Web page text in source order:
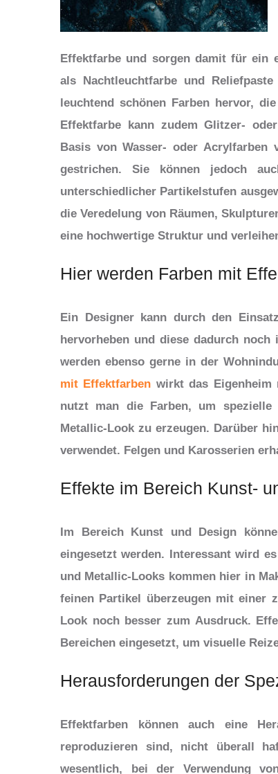
Effektfarbe und sorgen damit für ein
als Nachtleuchtfarbe und
leuchtend schönen Farben hervor,
Effektfarbe kann zudem Glitzer-
Basis von Wasser- oder Acrylfarben
gestrichen. Sie können jedoch
unterschiedlicher Partikelstufen
die Veredelung von Räumen,
eine hochwertige Struktur und
Hier werden Farben mit
Ein Designer kann durch den
hervorheben und diese dadurch
werden ebenso gerne in der
mit Effektfarben wirkt das Eigenheim
nutzt man die Farben, um
Metallic-Look zu erzeugen. Darüber
verwendet. Felgen und Karosserien
Effekte im Bereich Kunst-
Im Bereich Kunst und Design
eingesetzt werden. Interessant wird
und Metallic-Looks kommen hier in
feinen Partikel überzeugen mit einer
Look noch besser zum Ausdruck.
Bereichen eingesetzt, um visuelle
Herausforderungen der
Effektfarben können auch eine
reproduzieren sind, nicht überall
wesentlich, bei der Verwendung